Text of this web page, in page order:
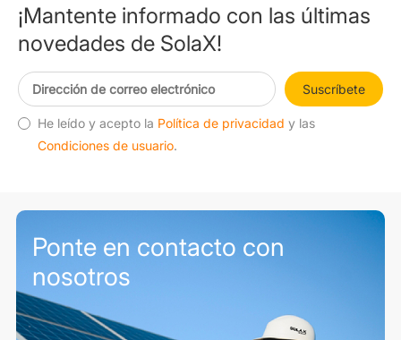
¡Mantente informado con las últimas
novedades de SolaX!
Suscríbete
He leído y acepto la Política de privacidad y las
Condiciones de usuario.
Ponte en contacto con
nosotros